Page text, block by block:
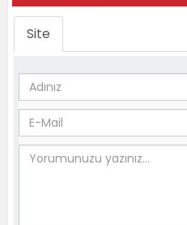
Site